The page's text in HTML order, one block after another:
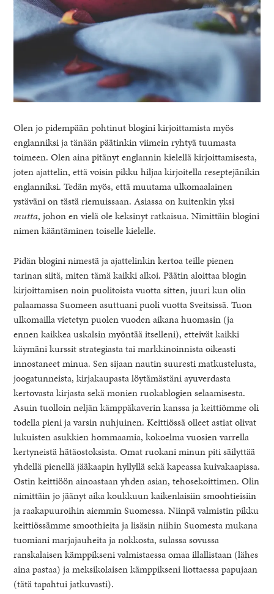
Olen jo pidempään pohtinut blogini kirjoittamista myös
englanniksi ja tänään päätinkin viimein ryhtyä tuumasta
toimeen. Olen aina pitänyt englannin kielellä kirjoittamisesta,
joten ajattelin, että voisin pikku hiljaa kirjoitella reseptejänikin
englanniksi. Tedän myös, että muutama ulkomaalainen
ystäväni on tästä riemuissaan. Asiassa on kuitenkin yksi
mutta, johon en vielä ole keksinyt ratkaisua. Nimittäin blogini
nimen kääntäminen toiselle kielelle.
Pidän blogini nimestä ja ajattelinkin kertoa teille pienen
tarinan siitä, miten tämä kaikki alkoi. Päätin aloittaa blogin
kirjoittamisen noin puolitoista vuotta sitten, juuri kun olin
palaamassa Suomeen asuttuani puoli vuotta Sveitsissä. Tuon
ulkomailla vietetyn puolen vuoden aikana huomasin (ja
ennen kaikkea uskalsin myöntää itselleni), etteivät kaikki
käymäni kurssit strategiasta tai markkinoinnista oikeasti
innostaneet minua. Sen sijaan nautin suuresti matkustelusta,
joogatunneista, kirjakaupasta löytämästäni ayuverdasta
kertovasta kirjasta sekä monien ruokablogien selaamisesta.
Asuin tuolloin neljän kämppäkaverin kanssa ja keittiömme oli
todella pieni ja varsin nuhjuinen. Keittiössä olleet astiat olivat
lukuisten asukkien hommaamia, kokoelma vuosien varrella
kertyneistä hätäostoksista. Omat ruokani minun piti säilyttää
yhdellä pienellä jääkaapin hyllyllä sekä kapeassa kuivakaapissa.
Ostin keittiöön ainoastaan yhden asian, tehosekoittimen. Olin
nimittäin jo jäänyt aika koukkuun kaikenlaisiin smoohtieisiin
ja raakapuuroihin aiemmin Suomessa. Niinpä valmistin pikku
keittiössämme smoothieita ja lisäsin niihin Suomesta mukana
tuomiani marjajauheita ja nokkosta, sulassa sovussa
ranskalaisen kämppikseni valmistaessa omaa illallistaan (lähes
aina pastaa) ja meksikolaisen kämppikseni liottaessa papujaan
(tätä tapahtui jatkuvasti).